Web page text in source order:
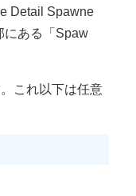
Detail Spawne
にある「Spaw
これ以下は任意